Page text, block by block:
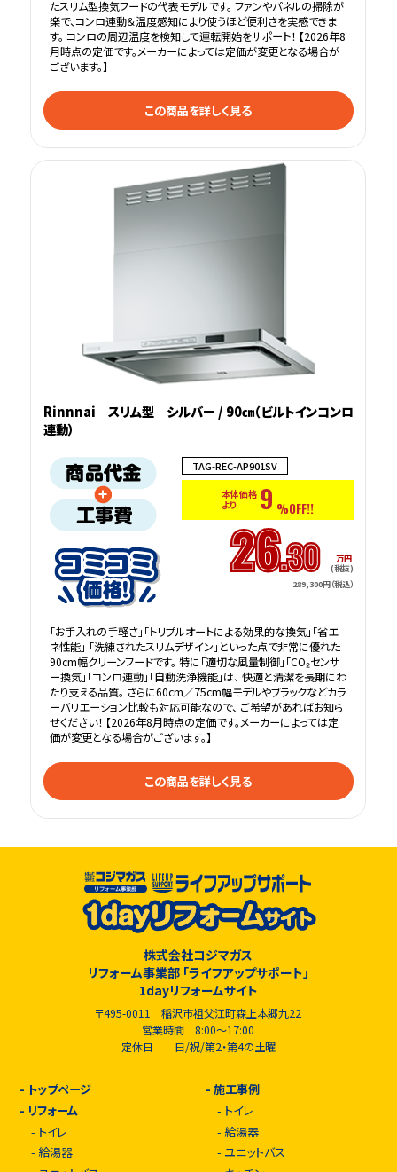
たスリム型換気フードの代表モデルです。 ファンやパネルの掃除が
楽で、コンロ連動＆温度感知により使うほど便利さを実感できま
す。 コンロの周辺温度を検知して運転開始をサポート！ 【2026年8
月時点の定価です。メーカーによっては定価が変更となる場合が
ございます。】
この商品を詳しく見る
Rinnnai スリム型 シルバー / 90㎝（ビルトインコンロ
連動）
TAG-REC-AP901SV
本体価格
より
9 %OFF!!
26.30 万円
(税抜)
289,300円（税込）
「お手入れの手軽さ」「トリプルオートによる効果的な換気」「省エ
ネ性能」 「洗練されたスリムデザイン」といった点で非常に優れた
90cm幅クリーンフードです。 特に「適切な風量制御」「CO₂センサ
ー換気」「コンロ連動」「自動洗浄機能」は、 快適と清潔を長期にわ
たり支える品質。 さらに60cm／75cm幅モデルやブラックなどカラ
ーバリエーション比較も対応可能なので、 ご希望があればお知ら
せください！ 【2026年8月時点の定価です。メーカーによっては定
価が変更となる場合がございます。】
この商品を詳しく見る
株式会社コジマガス
リフォーム事業部 「ライフアップサポート」
1dayリフォームサイト
〒495-0011 稲沢市祖父江町森上本郷九22
営業時間 8:00～17:00
定休日 日/祝/第2・第4の土曜
- トップページ
- リフォーム
- トイレ
- 給湯器
-施工事例
- トイレ
-給湯器
- ユニットバス